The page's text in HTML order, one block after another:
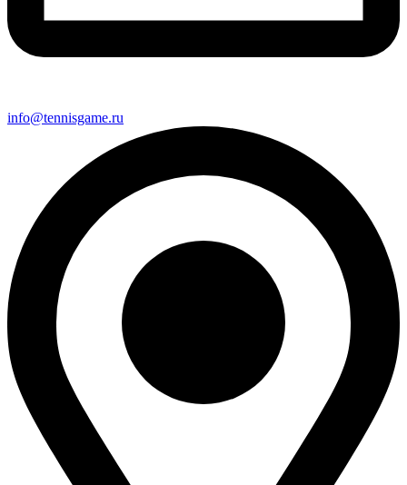
info@tennisgame.ru